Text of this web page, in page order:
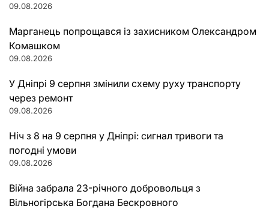
09.08.2026
Марганець попрощався із захисником Олександром
Комашком
09.08.2026
У Дніпрі 9 серпня змінили схему руху транспорту
через ремонт
09.08.2026
Ніч з 8 на 9 серпня у Дніпрі: сигнал тривоги та
погодні умови
09.08.2026
Війна забрала 23-річного добровольця з
Вільногірська Богдана Бескровного